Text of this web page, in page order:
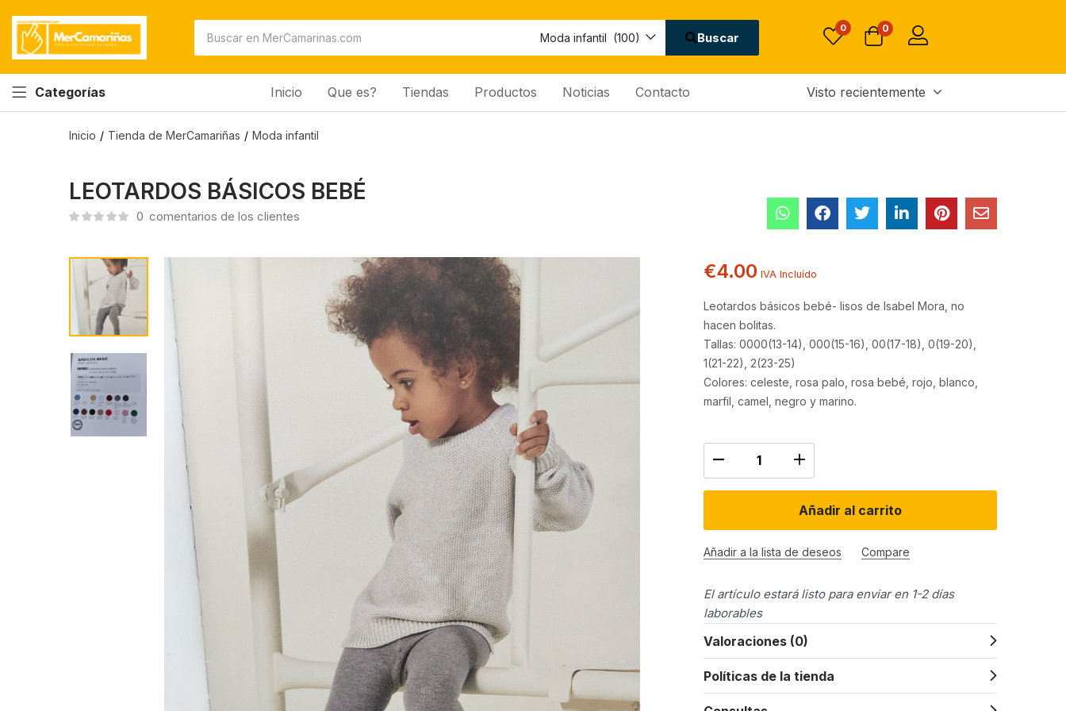
Moda infantil (100) Buscar
0 0
Categorías Inicio Que es? Tiendas Productos Noticias Contacto Visto recientemente
Inicio Tienda de MerCamariñas Moda infantil
LEOTARDOS BÁSICOS BEBÉ
0 comentarios de los clientes
€4.00 IVA Incluído
Leotardos básicos bebé- lisos de Isabel Mora, no
hacen bolitas.
Tallas: 0000(13-14), 000(15-16), 00(17-18), 0(19-20),
1(21-22), 2(23-25)
Colores: celeste, rosa palo, rosa bebé, rojo, blanco,
marfil, camel, negro y marino.
Añadir al carrito
Añadir a la lista de deseos Compare
El artículo estará listo para enviar en 1-2 días
laborables
Valoraciones (0)
Políticas de la tienda